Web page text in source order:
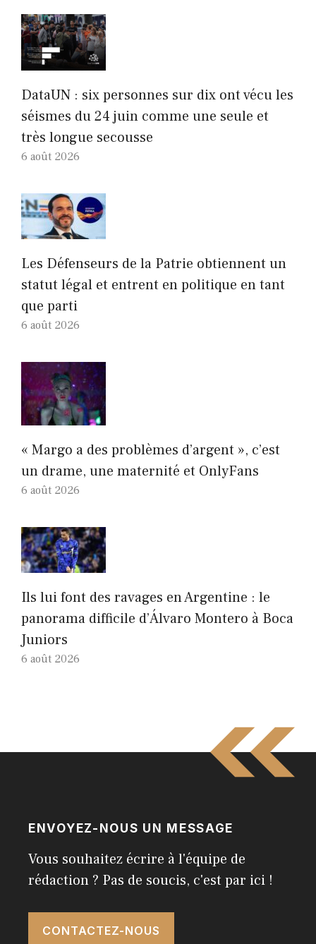
DataUN : six personnes sur dix ont vécu les
séismes du 24 juin comme une seule et
très longue secousse
6 août 2026
Les Défenseurs de la Patrie obtiennent un
statut légal et entrent en politique en tant
que parti
6 août 2026
« Margo a des problèmes d’argent », c’est
un drame, une maternité et OnlyFans
6 août 2026
Ils lui font des ravages en Argentine : le
panorama difficile d’Álvaro Montero à Boca
Juniors
6 août 2026
ENVOYEZ-NOUS UN MESSAGE
Vous souhaitez écrire à l'équipe de
rédaction ? Pas de soucis, c'est par ici !
CONTACTEZ-NOUS